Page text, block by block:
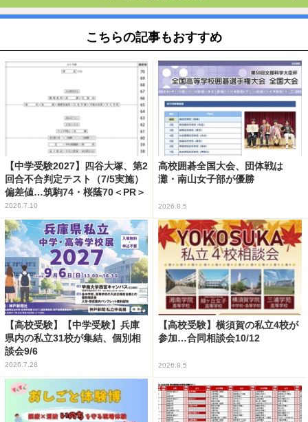
こちらの記事もおすすめ
【中学受験2027】四谷大塚、第2
回合不合判定テスト（7/5実施）
偏差値…筑駒74・桜蔭70＜PR＞
2026.7.10
高校囲碁全国大会、団体戦は
灘・南山女子部が優勝
2026.8.5
【高校受験】【中学受験】兵庫
県内の私立31校が集結、個別相
談会9/6
2026.7.28
【高校受験】横須賀の私立4校が
参加…合同相談会10/12
2026.8.5